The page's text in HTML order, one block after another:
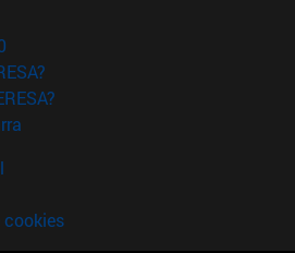
cookies